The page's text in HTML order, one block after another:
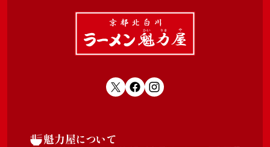
魁力屋について